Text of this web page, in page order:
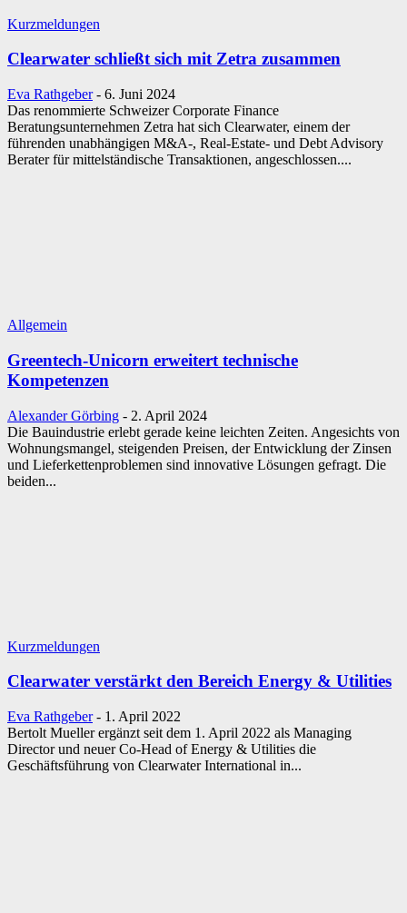
Kurzmeldungen
Clearwater schließt sich mit Zetra zusammen
Eva Rathgeber - 6. Juni 2024
Das renommierte Schweizer Corporate Finance
Beratungsunternehmen Zetra hat sich Clearwater, einem der
führenden unabhängigen M&A-, Real-Estate- und Debt Advisory
Berater für mittelständische Transaktionen, angeschlossen....
Allgemein
Greentech-Unicorn erweitert technische
Kompetenzen
Alexander Görbing - 2. April 2024
Die Bauindustrie erlebt gerade keine leichten Zeiten. Angesichts von
Wohnungsmangel, steigenden Preisen, der Entwicklung der Zinsen
und Lieferkettenproblemen sind innovative Lösungen gefragt. Die
beiden...
Kurzmeldungen
Clearwater verstärkt den Bereich Energy & Utilities
Eva Rathgeber - 1. April 2022
Bertolt Mueller ergänzt seit dem 1. April 2022 als Managing
Director und neuer Co-Head of Energy & Utilities die
Geschäftsführung von Clearwater International in...